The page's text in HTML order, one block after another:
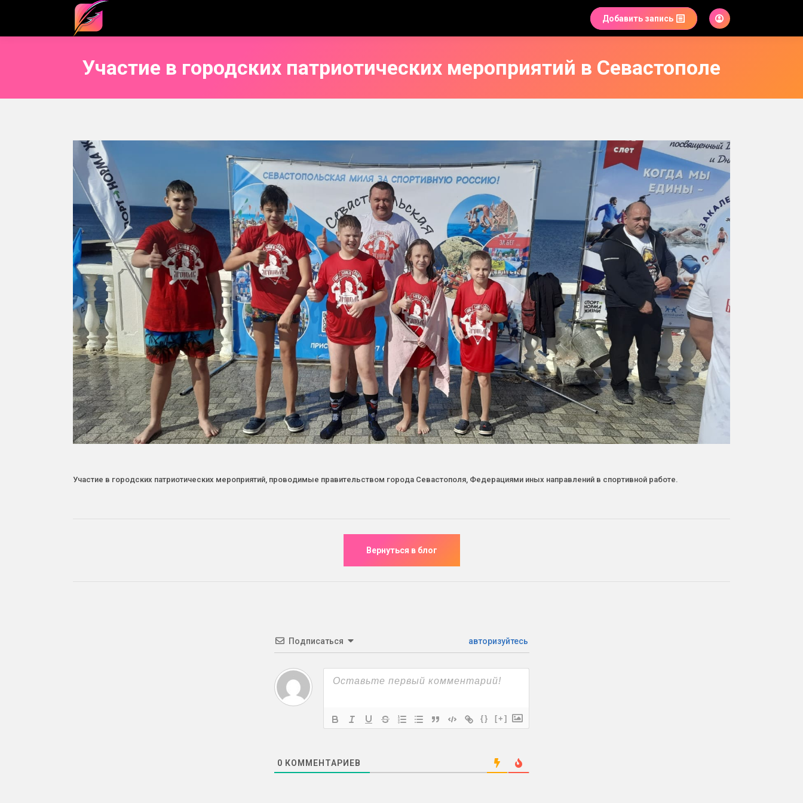
Добавить запись
Участие в городских патриотических мероприятий в Севастополе
Участие в городских патриотических мероприятий, проводимые правительством города Севастополя, Федерациями иных направлений в спортивной работе.
Подписаться авторизуйтесь
{} [+]
0 КОММЕНТАРИЕВ